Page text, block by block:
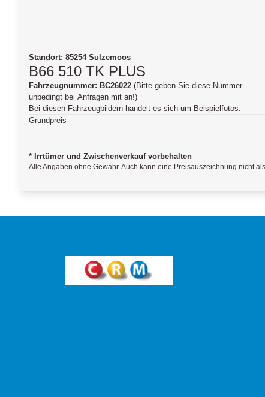
Standort: 85254 Sulzemoos
B66 510 TK PLUS
Fahrzeugnummer: BC26022 (Bitte geben Sie diese Nummer
unbedingt bei Anfragen mit an!)
Bei diesen Fahrzeugbildern handelt es sich um Beispielfotos.
Grundpreis
* Irrtümer und Zwischenverkauf vorbehalten
Alle Angaben ohne Gewähr. Auch kann eine Preisauszeichnung nicht